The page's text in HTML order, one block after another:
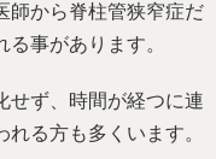
師から脊柱管狭窄症だ
事があります。
せず、時間が経つに連
る方も多くいます。